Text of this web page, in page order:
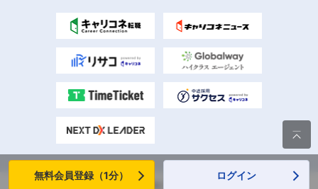
Copyright (C) Globalway, Inc. All rights reserved.

無料会員登録（1分） ログイン